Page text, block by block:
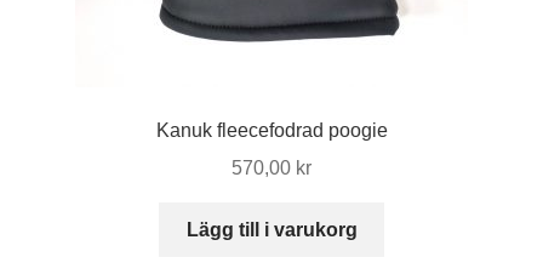
Kanuk fleecefodrad poogie
570,00 kr
Lägg till i varukorg